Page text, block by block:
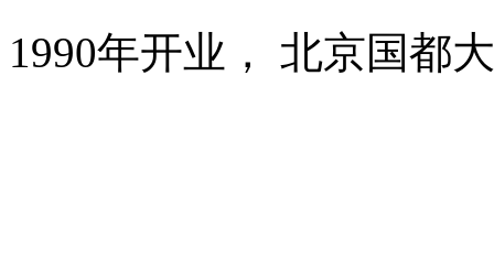
1990年开业， 北京国